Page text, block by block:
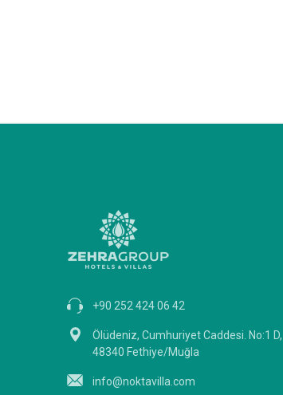
Şık Bir Şekilde
Muhafazakar Jakuzili
bu evlerin havuzları ve jakuzileri dışarıdan
Bu nedenle rahatça tatilinizi geçirebilirsiniz.
ayrıcalıklı bir tatil sunulur. Güvenlik ve
+90 252 424 06 42
Ölüdeniz, Cumhuriyet Caddesi. No:1 D,
48340 Fethiye/Muğla
info@noktavilla.com